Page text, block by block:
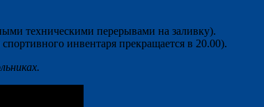
техническими перерывами на заливку).
инвентаря прекращается в 20.00).